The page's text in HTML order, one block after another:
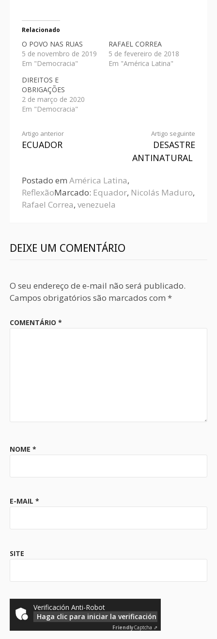
Relacionado
O POVO NAS RUAS
5 de novembro de 2019
Em "Democracia"
RAFAEL CORREA
5 de fevereiro de 2018
Em "América Latina"
DIREITOS E
OBRIGAÇÕES
2 de março de 2020
Em "Democracia"
Artigo anterior
ECUADOR
Artigo seguinte
DESASTRE
ANTINATURAL
Postado em América Latina,
ReflexãoMarcado: Equador, Nicolás Maduro,
Rafael Correa, venezuela
DEIXE UM COMENTÁRIO
O seu endereço de e-mail não será publicado.
Campos obrigatórios são marcados com *
COMENTÁRIO *
NOME *
E-MAIL *
SITE
Verificación Anti-Robot
Haga clic para iniciar la verificación
FriendlyCaptcha ⇗